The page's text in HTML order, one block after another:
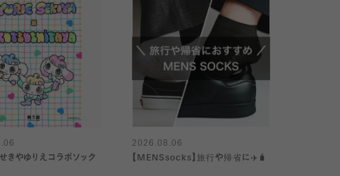
せきやゆりえコラボソック
2026.08.06
【MENSsocks】旅行や帰省に✈️🧳